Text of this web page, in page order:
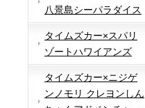
八景島シーパラダイス
タイムズカー×スパリ
ゾートハワイアンズ
タイムズカー×ニジゲ
ンノモリ クレヨンしん